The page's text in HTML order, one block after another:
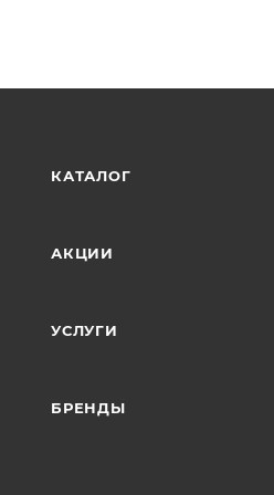
КАТАЛОГ
АКЦИИ
УСЛУГИ
БРЕНДЫ